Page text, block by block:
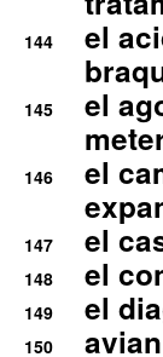
144
el
145
el
146
el
147 el
148 el
149 el
150